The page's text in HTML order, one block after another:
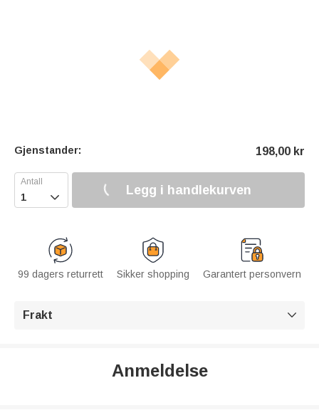
Gjenstander: 198,00 kr
 Legg i handlekurven
99 dagers returrett Sikker shopping Garantert personvern
Frakt 
Anmeldelse